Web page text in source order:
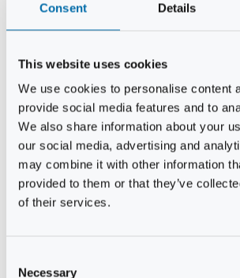
Consent Details
This website uses cookies
We use cookies to personalise content
provide social media features and to
We also share information about your
our social media, advertising and
may combine it with other information
provided to them or that they’ve
of their services.
Necessary
Christian Hjorth
Niels Thomas
Benny Gensbøl
Bent Jakobsen
Svend Andersen
Bent Wigh
Jens-Kjeld Jensen
Jon Fjeldså
William Carøe
Erik Mølgaard